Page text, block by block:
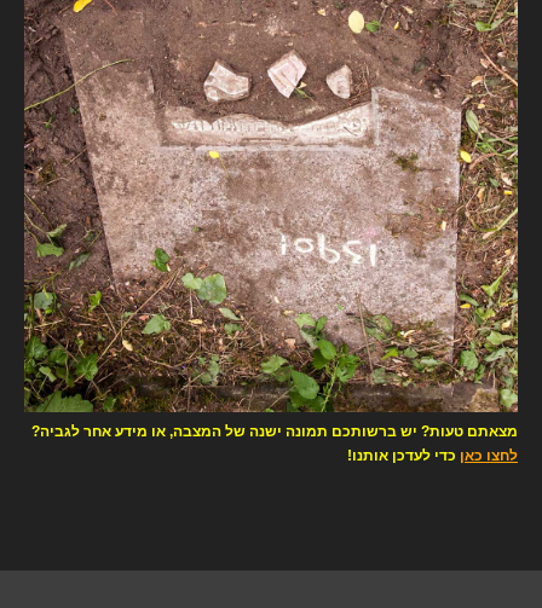
מצאתם טעות? יש ברשותכם תמונה ישנה של המצבה, או מידע אחר לגביה?
לחצו כאן כדי לעדכן אותנו!